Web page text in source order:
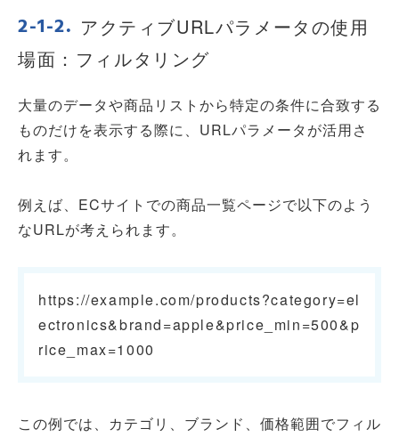
アクティブURLパラメータの使用
場面：フィルタリング
大量のデータや商品リストから特定の条件に合致する
ものだけを表示する際に、URLパラメータが活用さ
れます。
例えば、ECサイトでの商品一覧ページで以下のよう
なURLが考えられます。
https://example.com/products?category=el
ectronics&brand=apple&price_min=500&p
rice_max=1000
この例では、カテゴリ、ブランド、価格範囲でフィル